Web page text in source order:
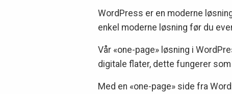
WordPress er en moderne
enkel moderne løsning før du
Vår «one-page» løsning i
digitale flater, dette fungerer
Med en «one-page» side fra